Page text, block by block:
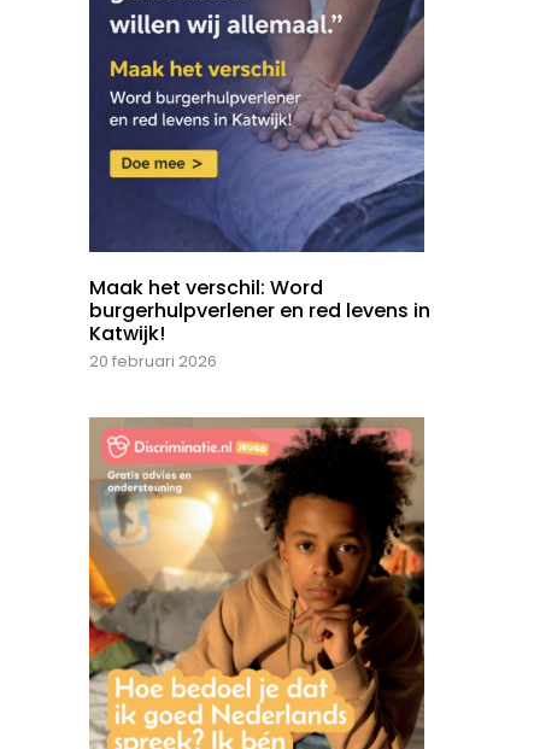
Maak het verschil: Word
burgerhulpverlener en red levens in
Katwijk!
20 februari 2026